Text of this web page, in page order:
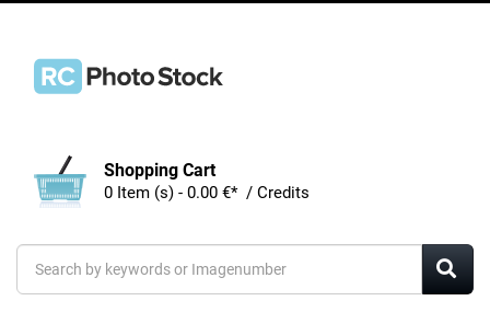
Shopping Cart
0 Item (s) - 0.00 €* / Credits